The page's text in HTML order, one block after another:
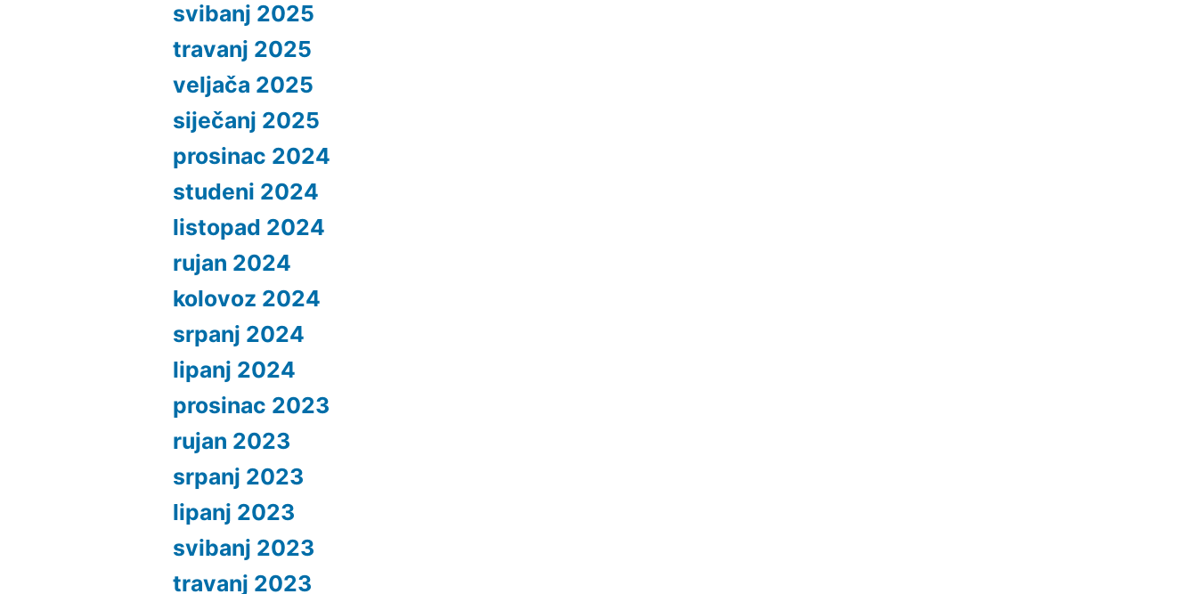
svibanj 2025
travanj 2025
veljača 2025
siječanj 2025
prosinac 2024
studeni 2024
listopad 2024
rujan 2024
kolovoz 2024
srpanj 2024
lipanj 2024
prosinac 2023
rujan 2023
srpanj 2023
lipanj 2023
svibanj 2023
travanj 2023